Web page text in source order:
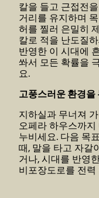
칼을 들고 근접전
거리를 유지하며
허를 찔러 은밀히
칼로 적을 난도질
반영한 이 시대에
쏴서 모든 확률을
요.
고풍스러운 환경을
지하실과 무너져
오페라 하우스까
누비세요. 다음 목
때, 말을 타고 자갈
거나, 시대를 반영
비포장도로를 전력